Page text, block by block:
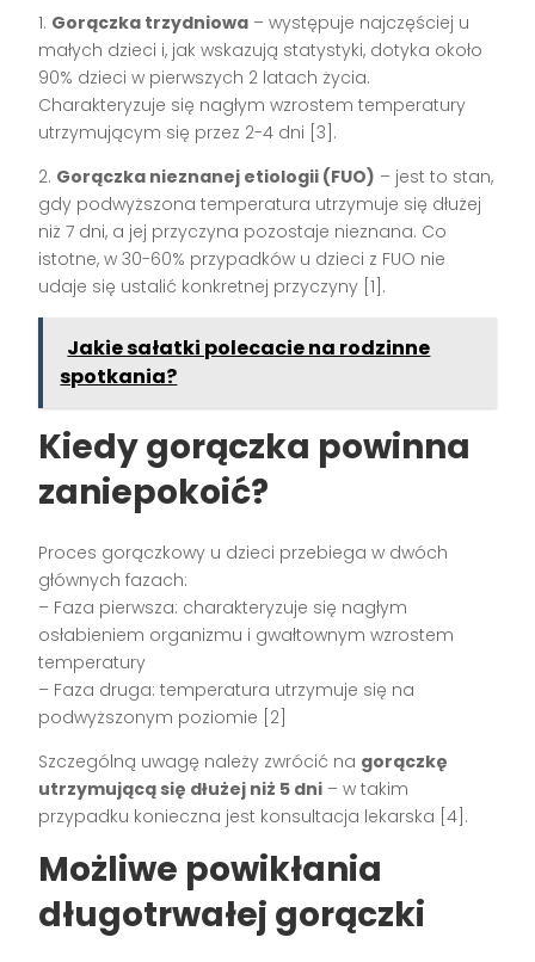
1. Gorączka trzydniowa – występuje najczęściej u
małych dzieci i, jak wskazują statystyki, dotyka około
90% dzieci w pierwszych 2 latach życia.
Charakteryzuje się nagłym wzrostem temperatury
utrzymującym się przez 2-4 dni [3].
2. Gorączka nieznanej etiologii (FUO) – jest to stan,
gdy podwyższona temperatura utrzymuje się dłużej
niż 7 dni, a jej przyczyna pozostaje nieznana. Co
istotne, w 30-60% przypadków u dzieci z FUO nie
udaje się ustalić konkretnej przyczyny [1].
Jakie sałatki polecacie na rodzinne
spotkania?
Kiedy gorączka powinna
zaniepokoić?
Proces gorączkowy u dzieci przebiega w dwóch
głównych fazach:
– Faza pierwsza: charakteryzuje się nagłym
osłabieniem organizmu i gwałtownym wzrostem
temperatury
– Faza druga: temperatura utrzymuje się na
podwyższonym poziomie [2]
Szczególną uwagę należy zwrócić na gorączkę
utrzymującą się dłużej niż 5 dni – w takim
przypadku konieczna jest konsultacja lekarska [4].
Możliwe powikłania
długotrwałej gorączki